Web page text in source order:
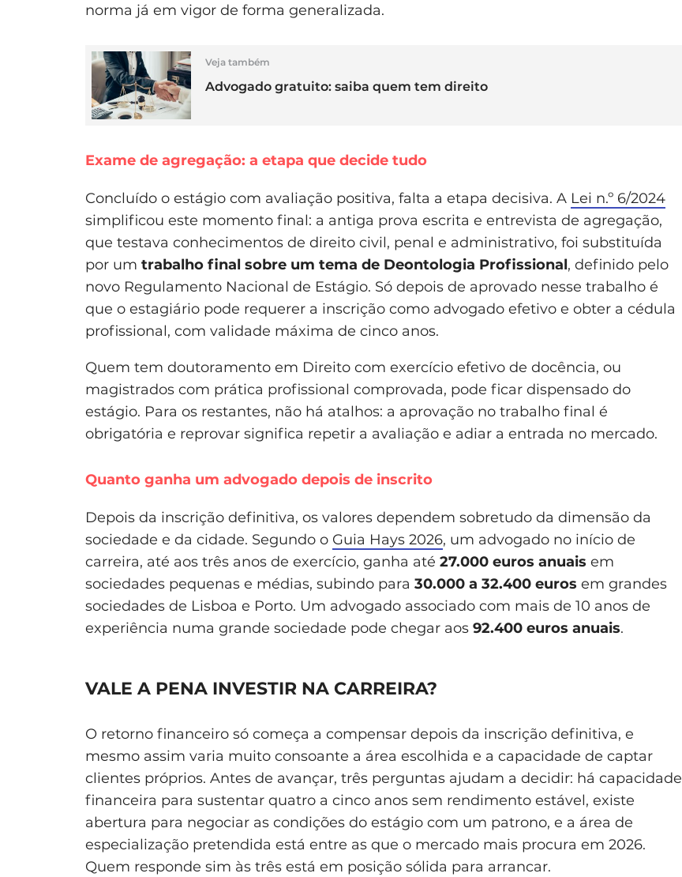
norma já em vigor de forma generalizada.
Veja também
Advogado gratuito: saiba quem tem direito
Exame de agregação: a etapa que decide tudo
Concluído o estágio com avaliação positiva, falta a etapa decisiva. A Lei n.º 6/2024
simplificou este momento final: a antiga prova escrita e entrevista de agregação,
que testava conhecimentos de direito civil, penal e administrativo, foi substituída
por um trabalho final sobre um tema de Deontologia Profissional, definido pelo
novo Regulamento Nacional de Estágio. Só depois de aprovado nesse trabalho é
que o estagiário pode requerer a inscrição como advogado efetivo e obter a cédula
profissional, com validade máxima de cinco anos.
Quem tem doutoramento em Direito com exercício efetivo de docência, ou
magistrados com prática profissional comprovada, pode ficar dispensado do
estágio. Para os restantes, não há atalhos: a aprovação no trabalho final é
obrigatória e reprovar significa repetir a avaliação e adiar a entrada no mercado.
Quanto ganha um advogado depois de inscrito
Depois da inscrição definitiva, os valores dependem sobretudo da dimensão da
sociedade e da cidade. Segundo o Guia Hays 2026, um advogado no início de
carreira, até aos três anos de exercício, ganha até 27.000 euros anuais em
sociedades pequenas e médias, subindo para 30.000 a 32.400 euros em grandes
sociedades de Lisboa e Porto. Um advogado associado com mais de 10 anos de
experiência numa grande sociedade pode chegar aos 92.400 euros anuais.
VALE A PENA INVESTIR NA CARREIRA?
O retorno financeiro só começa a compensar depois da inscrição definitiva, e
mesmo assim varia muito consoante a área escolhida e a capacidade de captar
clientes próprios. Antes de avançar, três perguntas ajudam a decidir: há capacidade
financeira para sustentar quatro a cinco anos sem rendimento estável, existe
abertura para negociar as condições do estágio com um patrono, e a área de
especialização pretendida está entre as que o mercado mais procura em 2026.
Quem responde sim às três está em posição sólida para arrancar.